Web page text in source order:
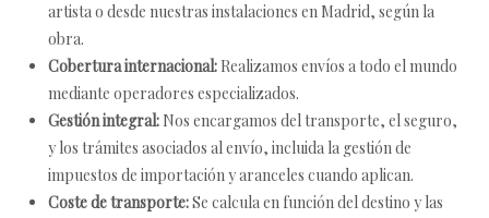
artista o desde nuestras instalaciones en Madrid, según la
obra.
Cobertura internacional: Realizamos envíos a todo el mundo
mediante operadores especializados.
Gestión integral: Nos encargamos del transporte, el seguro,
y los trámites asociados al envío, incluida la gestión de
impuestos de importación y aranceles cuando aplican.
Coste de transporte:Se calcula en función del destino y las